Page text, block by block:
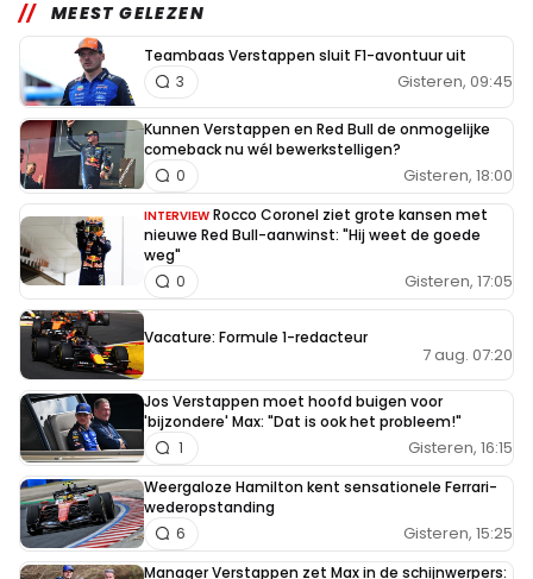
MEEST GELEZEN
Teambaas Verstappen sluit F1-avontuur uit
Gisteren, 09:45
3
Kunnen Verstappen en Red Bull de onmogelijke
comeback nu wél bewerkstelligen?
Gisteren, 18:00
0
INTERVIEW Rocco Coronel ziet grote kansen met
nieuwe Red Bull-aanwinst: "Hij weet de goede
weg"
Gisteren, 17:05
0
Vacature: Formule 1-redacteur
7 aug. 07:20
Jos Verstappen moet hoofd buigen voor
'bijzondere' Max: "Dat is ook het probleem!"
Gisteren, 16:15
1
Weergaloze Hamilton kent sensationele Ferrari-
wederopstanding
Gisteren, 15:25
6
Manager Verstappen zet Max in de schijnwerpers: